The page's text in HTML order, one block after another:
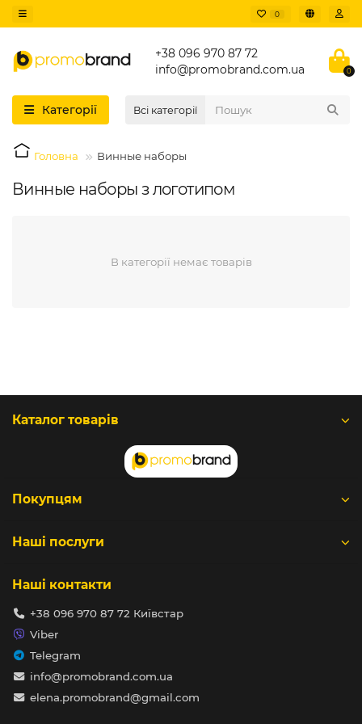
0
+38 096 970 87 72
info@promobrand.com.ua
0
Категорії Всі категорії
Головна Винные наборы
Винные наборы з логотипом
В категорії немає товарів
Каталог товарів
Покупцям
Наші послуги
Наші контакти
+38 096 970 87 72 Київстар
Viber
Telegram
info@promobrand.com.ua
elena.promobrand@gmail.com